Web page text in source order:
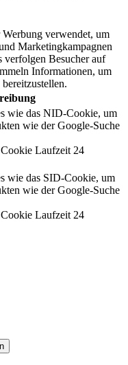
verwendet, um
Marketingkampagnen
verfolgen Besucher auf
Informationen, um
wie das NID-Cookie, um
wie der Google-Suche
Cookie Laufzeit 24
wie das SID-Cookie, um
wie der Google-Suche
Cookie Laufzeit 24